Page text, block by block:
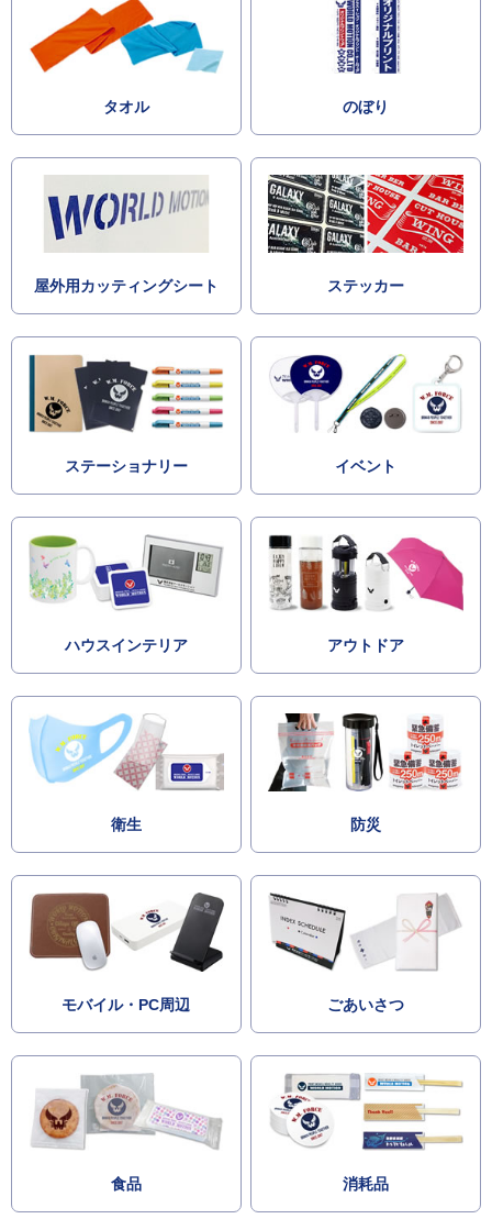
タオル のぼり
屋外用カッティングシート ステッカー
ステーショナリー イベント
ハウスインテリア アウトドア
衛生 防災
モバイル・PC周辺 ごあいさつ
食品 消耗品